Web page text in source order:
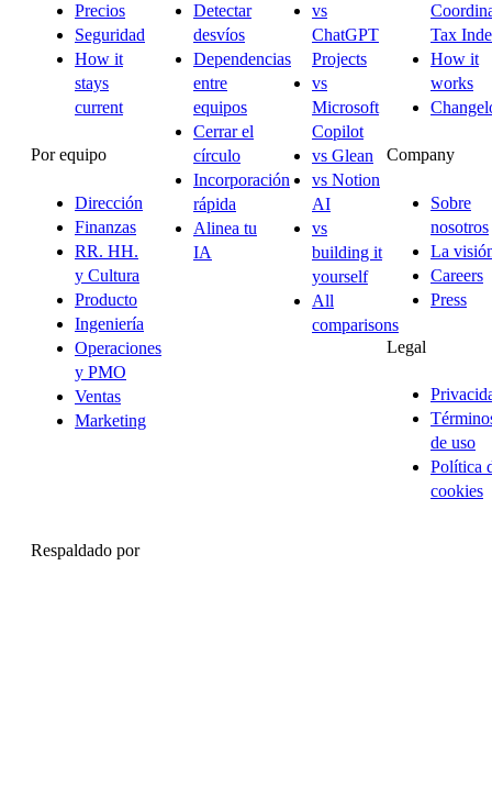
Precios
Seguridad
How it
stays
current
Por equipo
Dirección
Finanzas
RR. HH.
y Cultura
Producto
Ingeniería
Operaciones
y PMO
Ventas
Marketing
Detectar
desvíos
Dependencias
entre
equipos
Cerrar el
círculo
Incorporación
rápida
Alinea tu
IA
vs
ChatGPT
Projects
vs
Microsoft
Copilot
vs Glean
vs Notion
AI
vs
building it
yourself
All
comparisons
Tax
How it
works
Company
Sobre
nosotros
La
Careers
Press
Legal
de uso
Política
cookies
Respaldado por